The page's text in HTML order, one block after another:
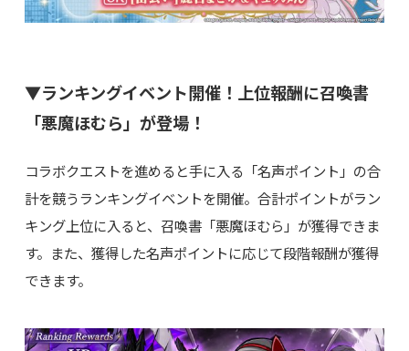
▼ランキングイベント開催！上位報酬に召喚書
「悪魔ほむら」が登場！
コラボクエストを進めると手に入る「名声ポイント」の合
計を競うランキングイベントを開催。合計ポイントがラン
キング上位に入ると、召喚書「悪魔ほむら」が獲得できま
す。また、獲得した名声ポイントに応じて段階報酬が獲得
できます。